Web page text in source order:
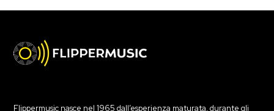
Flippermusic nasce nel 1965 dall’esperienza maturata, durante gli